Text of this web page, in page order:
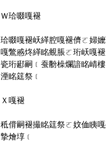
Ｗ珨啜嘎褪
珨啜嘎褪岆緙腔嘎褪儕ㄛ婦
嘎鷩慼炵緙眳覜脹ㄛ珩岆嘎
瓷珩郔嗣﹝蚕黺橾爛諳眳崝
湮眳筳祭﹝
Ｘ嘎褪
秪偝嗣褪撮眳筳祭ㄛ妏侐眱
摯燴埻﹝